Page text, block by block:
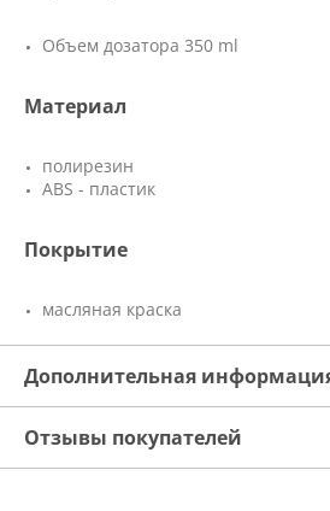
Объем дозатора 350 ml
Материал
полирезин
ABS - пластик
Покрытие
масляная краска
Дополнительная
Отзывы покупателей